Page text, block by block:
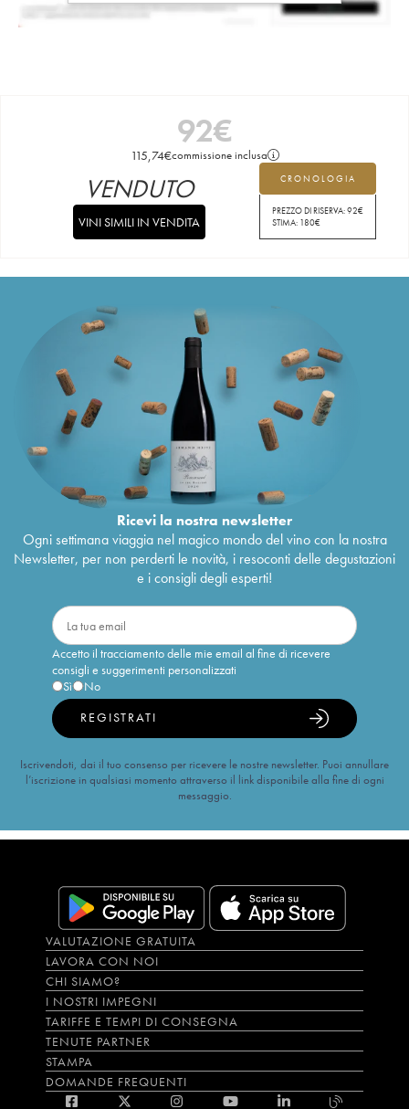
92€
115,74€commissione inclusa
CRONOLOGIA
PREZZO DI RISERVA:92€
STIMA: 180€
VENDUTO
VINI SIMILI IN VENDITA
Ricevi la nostra newsletter
Ogni settimana viaggia nel magico mondo del vino con la nostra
Newsletter, per non perderti le novità, i resoconti delle degustazioni
e i consigli degli esperti!
Accetto il tracciamento delle mie email al fine di ricevere
consigli e suggerimenti personalizzati
Sì
No
REGISTRATI
Iscrivendoti, dai il tuo consenso per ricevere le nostre newsletter. Puoi annullare
l’iscrizione in qualsiasi momento attraverso il link disponibile alla fine di ogni
messaggio.
VALUTAZIONE GRATUITA
LAVORA CON NOI
CHI SIAMO?
I NOSTRI IMPEGNI
TARIFFE E TEMPI DI CONSEGNA
TENUTE PARTNER
STAMPA
DOMANDE FREQUENTI